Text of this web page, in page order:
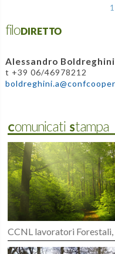
1
filoDIRETTO
Alessandro Boldreghini
t +39 06/46978212
Comunicati Stampa
CCNL lavoratori Forestali,